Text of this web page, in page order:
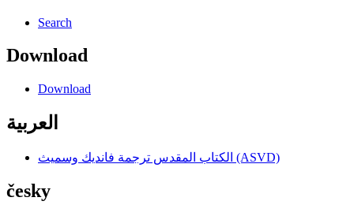
Search
Download
Download
العربية
الكتاب المقدس ترجمة فانديك وسميث (ASVD)
česky